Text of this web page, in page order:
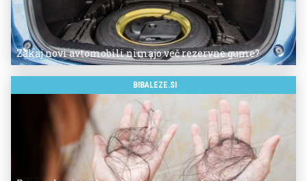
Zakaj novi avtomobili nimajo več rezervne gume?
BIBALEZE.SI